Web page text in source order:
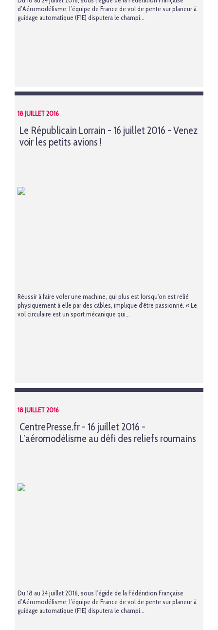
d’Aéromodélisme, l’équipe de France de vol de pente sur planeur à
guidage automatique (F1E) disputera le champi...
18 JUILLET 2016
Le Républicain Lorrain - 16 juillet 2016 - Venez
voir les petits avions !
Réussir à faire voler une machine, qui plus est lorsqu'on est relié
physiquement à elle par des câbles, implique d'être passionné. « Le
vol circulaire est un sport mécanique qui...
18 JUILLET 2016
CentrePresse.fr - 16 juillet 2016 -
L’aéromodélisme au défi des reliefs roumains
Du 18 au 24 juillet 2016, sous l’égide de la Fédération Française
d’Aéromodélisme, l’équipe de France de vol de pente sur planeur à
guidage automatique (F1E) disputera le champi...